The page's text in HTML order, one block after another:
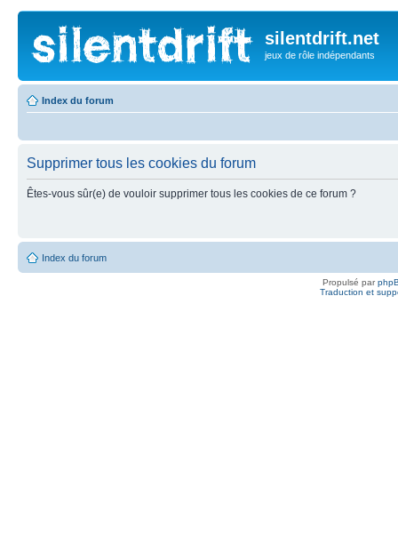
silentdrift.net
jeux de rôle indépendants
Index du forum
Supprimer tous les cookies du forum
Êtes-vous sûr(e) de vouloir supprimer tous les cookies de ce forum ?
Index du forum
Propulsé par
Traduction et